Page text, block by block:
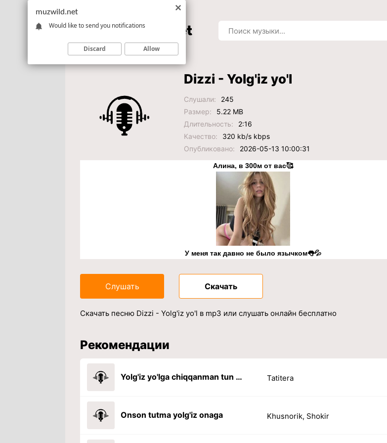
Dizzi - Yolg'iz yo'l
Слушали:
245
Размер:
5.22 MB
Длительность:
2:16
Качество:
320 kb/s kbps
Опубликовано:
2026-05-13 10:00:31
Алина, в 300м от вас🥰
У меня так давно не было язычком👅💦
Слушать Скачать
Скачать песню Dizzi - Yolg'iz yo'l в mp3 или слушать онлайн бесплатно
Рекомендации
Yolg'iz yo'lga chiqqanman tun bag'rida Tatitera
Onson tutma yolg'iz onaga Khusnorik, Shokir
muzwild.net
Would like to send you notifications
Discard Allow